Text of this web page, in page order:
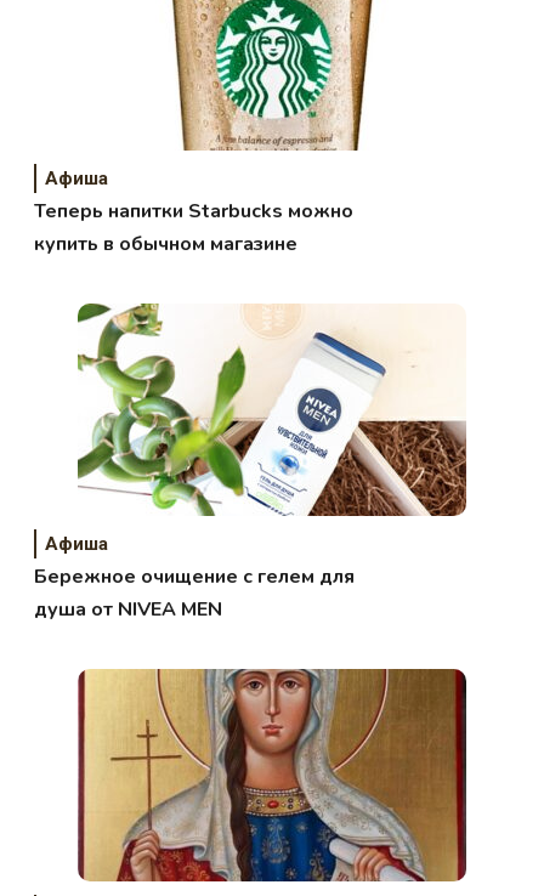
Афиша
Теперь напитки Starbucks можно
купить в обычном магазине
Афиша
Бережное очищение с гелем для
душа от NIVEA MEN